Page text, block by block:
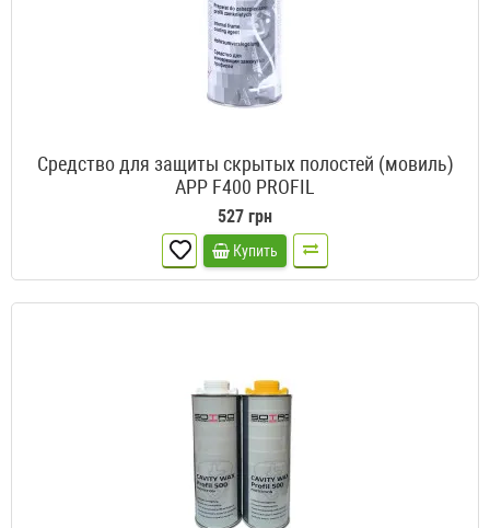
Средство для защиты скрытых полостей (мовиль)
APP F400 PROFIL
527 грн
Купить